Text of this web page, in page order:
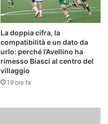
La doppia cifra, la
compatibilità e un dato da
urlo: perché l’Avellino ha
rimesso Biasci al centro del
villaggio
19 ore fa